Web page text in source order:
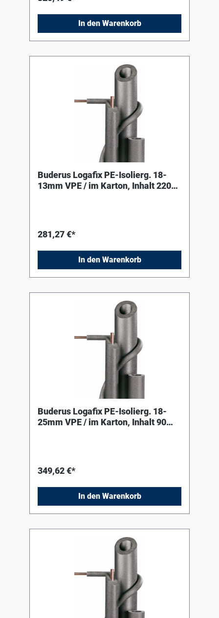
In den Warenkorb
Buderus Logafix PE-Isolierg. 18-
13mm VPE / im Karton, Inhalt 220
281,27 €*
In den Warenkorb
Buderus Logafix PE-Isolierg. 18-
25mm VPE / im Karton, Inhalt 90
349,62 €*
In den Warenkorb